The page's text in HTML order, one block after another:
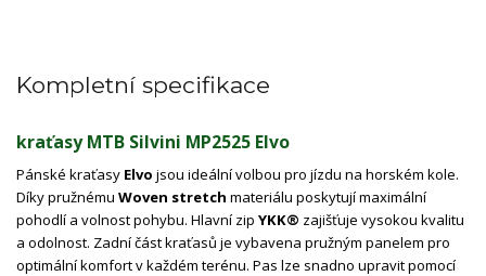
Kompletní specifikace
kraťasy MTB Silvini MP2525 Elvo
Pánské kraťasy Elvo jsou ideální volbou pro jízdu na horském kole.
Díky pružnému Woven stretch materiálu poskytují maximální
pohodlí a volnost pohybu. Hlavní zip YKK® zajišťuje vysokou kvalitu
a odolnost. Zadní část kraťasů je vybavena pružným panelem pro
optimální komfort v každém terénu. Pas lze snadno upravit pomocí